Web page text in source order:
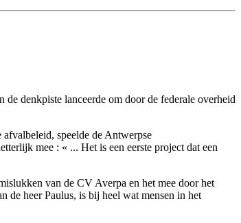
denkpiste lanceerde om door de federale overheid
speelde de Antwerpse
mee : « ... Het is een eerste project dat een
van de CV Averpa en het mee door het
de heer Paulus, is bij heel wat mensen in het